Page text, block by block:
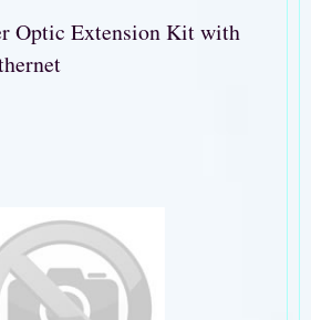
Optic Extension Kit with